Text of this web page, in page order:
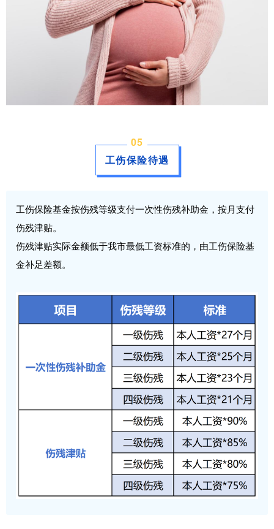
05
工伤保险待遇
工伤保险基金按伤残等级支付一次性伤残补助金，按月支付
伤残津贴。
伤残津贴实际金额低于我市最低工资标准的，由工伤保险基
金补足差额。